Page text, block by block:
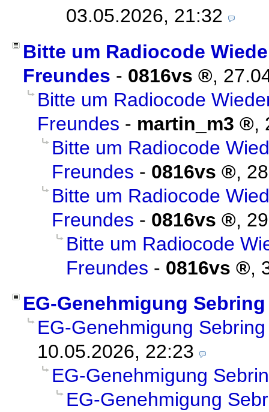
03.05.2026, 21:32
Bitte um Radiocode
Freundes - 0816vs ,
Bitte um Radiocode
Freundes - martin_m3 ,
Bitte um Radiocode
Freundes - 0816vs ,
Bitte um Radiocode
Freundes - 0816vs ,
Bitte um Radiocode
Freundes - 0816vs ,
EG-Genehmigung Sebring
EG-Genehmigung Sebring
10.05.2026, 22:23
EG-Genehmigung
EG-Genehmigung